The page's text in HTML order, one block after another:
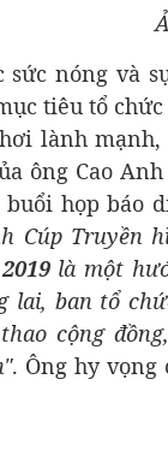
-
sức nóng và
tiêu tổ
lành
ông Cao
họp báo
Cúp Truyền
là một
lai, ban tổ
cộng
. Ông hy